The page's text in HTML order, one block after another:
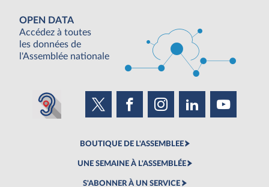
OPEN DATA
Accédez à toutes
les données de
l'Assemblée nationale
BOUTIQUE DE L'ASSEMBLEE
UNE SEMAINE À L'ASSEMBLÉE
S'ABONNER À UN SERVICE